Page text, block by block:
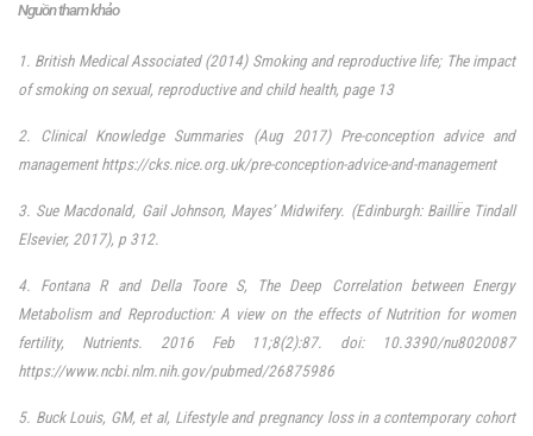
Nguồn tham khảo
1. British Medical Associated (2014) Smoking and reproductive life; The impact
of smoking on sexual, reproductive and child health, page 13
2. Clinical Knowledge Summaries (Aug 2017) Pre-conception advice and
management https://cks.nice.org.uk/pre-conception-advice-and-management
3. Sue Macdonald, Gail Johnson, Mayes’ Midwifery. (Edinburgh: Baillir̈e Tindall
Elsevier, 2017), p 312.
4. Fontana R and Della Toore S, The Deep Correlation between Energy
Metabolism and Reproduction: A view on the effects of Nutrition for women
fertility, Nutrients. 2016 Feb 11;8(2):87. doi: 10.3390/nu8020087
https://www.ncbi.nlm.nih.gov/pubmed/26875986
5. Buck Louis, GM, et al, Lifestyle and pregnancy loss in a contemporary cohort